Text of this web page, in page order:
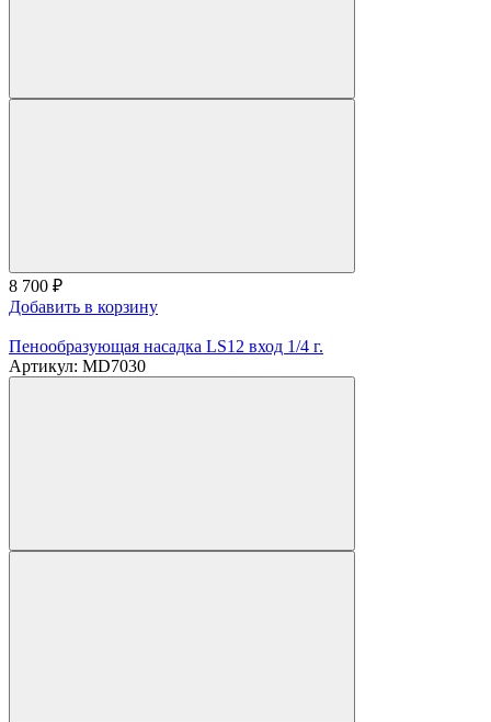
8 700 ₽
Добавить в корзину
Пенообразующая насадка LS12 вход 1/4 г.
Артикул: MD7030